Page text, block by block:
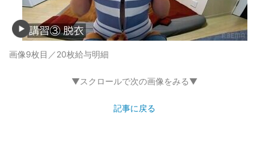
画像9枚目／20枚給与明細
▼スクロールで次の画像をみる▼
記事に戻る